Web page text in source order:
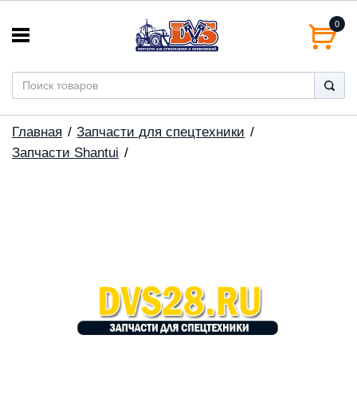
0
Главная
Запчасти для спецтехники
Запчасти Shantui